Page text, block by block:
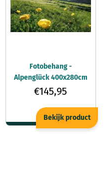
Fotobehang -
Alpenglück 400x280cm
- Vliesbehang
€145,95
Bekijk product